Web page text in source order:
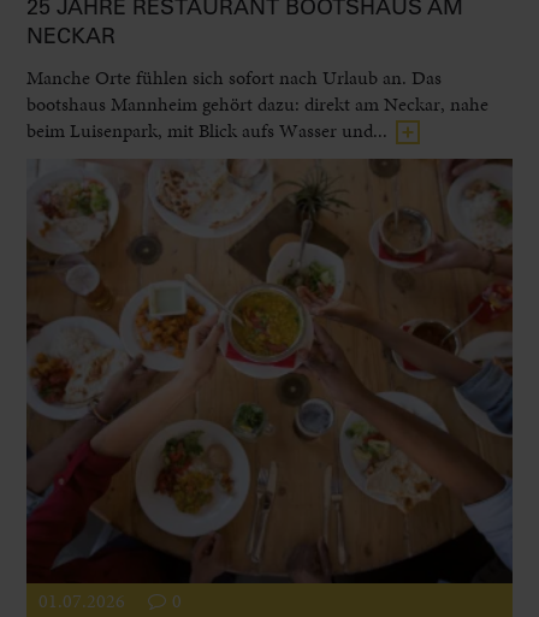
25 JAHRE RESTAURANT BOOTSHAUS AM
NECKAR
Manche Orte fühlen sich sofort nach Urlaub an. Das
bootshaus Mannheim gehört dazu: direkt am Neckar, nahe
beim Luisenpark, mit Blick aufs Wasser und...
01.07.2026 0